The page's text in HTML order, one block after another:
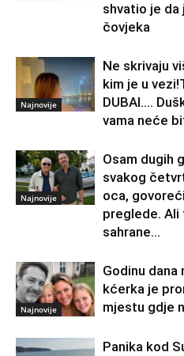
shvatio je
čovjeka
Najnovije
Ne skrivaju
kim je u
DUBAI….
vama neće
Najnovije
Osam dugih
svakog
oca,
preglede. Ali
sahrane...
Najnovije
Godinu dana
kćerka je
mjestu gdje
Panika kod